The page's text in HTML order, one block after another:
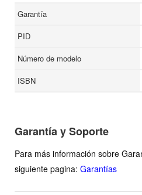
obsesiones hilarantes; son
Garantía
PID
Número de modelo
ISBN
Garantía y Soporte
Para más información sobre
siguiente pagina: Garantías